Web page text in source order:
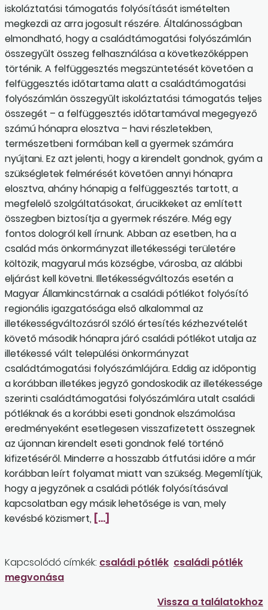
iskoláztatási támogatás folyósítását ismételten
megkezdi az arra jogosult részére. Általánosságban
elmondható, hogy a családtámogatási folyószámlán
összegyűlt összeg felhasználása a következőképpen
történik. A felfüggesztés megszüntetését követően a
felfüggesztés időtartama alatt a családtámogatási
folyószámlán összegyűlt iskoláztatási támogatás teljes
összegét – a felfüggesztés időtartamával megegyező
számú hónapra elosztva – havi részletekben,
természetbeni formában kell a gyermek számára
nyújtani. Ez azt jelenti, hogy a kirendelt gondnok, gyám a
szükségletek felmérését követően annyi hónapra
elosztva, ahány hónapig a felfüggesztés tartott, a
megfelelő szolgáltatásokat, árucikkeket az említett
összegben biztosítja a gyermek részére. Még egy
fontos dologról kell írnunk. Abban az esetben, ha a
család más önkormányzat illetékességi területére
költözik, magyarul más községbe, városba, az alábbi
eljárást kell követni. Illetékességváltozás esetén a
Magyar Államkincstárnak a családi pótlékot folyósító
regionális igazgatósága első alkalommal az
illetékességváltozásról szóló értesítés kézhezvételét
követő második hónapra járó családi pótlékot utalja az
illetékessé vált települési önkormányzat
családtámogatási folyószámlájára. Eddig az időpontig
a korábban illetékes jegyző gondoskodik az illetékessége
szerinti családtámogatási folyószámlára utalt családi
pótléknak és a korábbi eseti gondnok elszámolása
eredményeként esetlegesen visszafizetett összegnek
az újonnan kirendelt eseti gondnok felé történő
kifizetéséről. Minderre a hosszabb átfutási időre a már
korábban leírt folyamat miatt van szükség. Megemlítjük,
hogy a jegyzőnek a családi pótlék folyósításával
kapcsolatban egy másik lehetősége is van, mely
kevésbé közismert, […]
Kapcsolódó címkék: családi pótlék családi pótlék
megvonása
Vissza a találatokhoz